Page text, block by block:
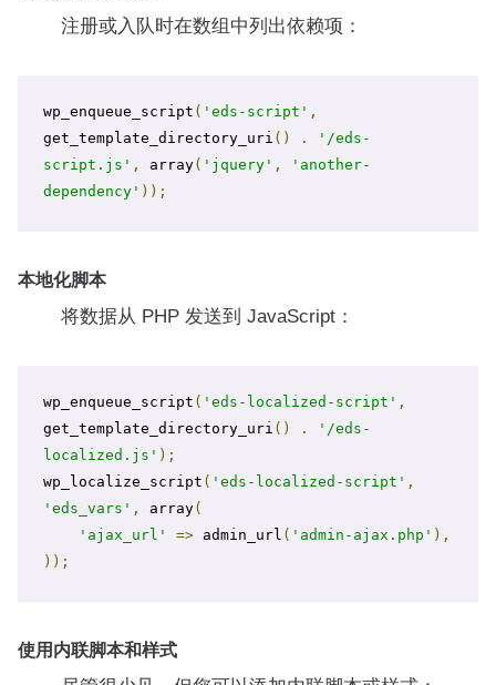
注册或入队时在数组中列出依赖项：
wp_enqueue_script ( 'eds-script' ,
get_template_directory_uri () .
'/eds-
script.js' , array( 'jquery' ,
'another-
dependency' ));
本地化脚本
将数据从 PHP 发送到 JavaScript：
wp_enqueue_script ( 'eds-localized-script' ,
get_template_directory_uri () .
'/eds-
localized.js' );
wp_localize_script ( 'eds-localized-script' ,
'eds_vars' , array(
'ajax_url'
=> admin_url ( 'admin-ajax.php' ),
));
使用内联脚本和样式